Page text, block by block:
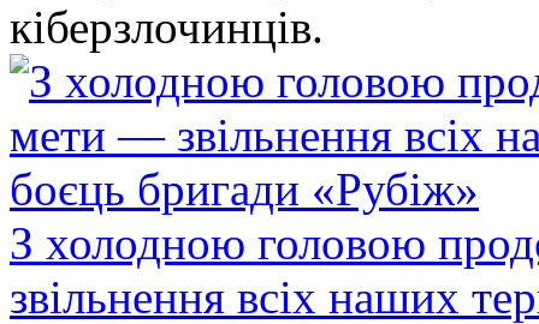
кіберзлочинців.
З холодною головою
звільнення всіх наших